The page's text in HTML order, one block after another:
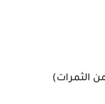
الثمرات)